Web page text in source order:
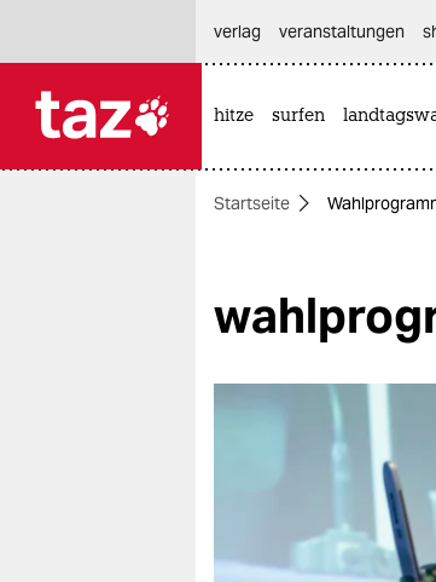
themen
öko
gesellschaft
verlag
veranstaltungen
hitze surfen
Startseite